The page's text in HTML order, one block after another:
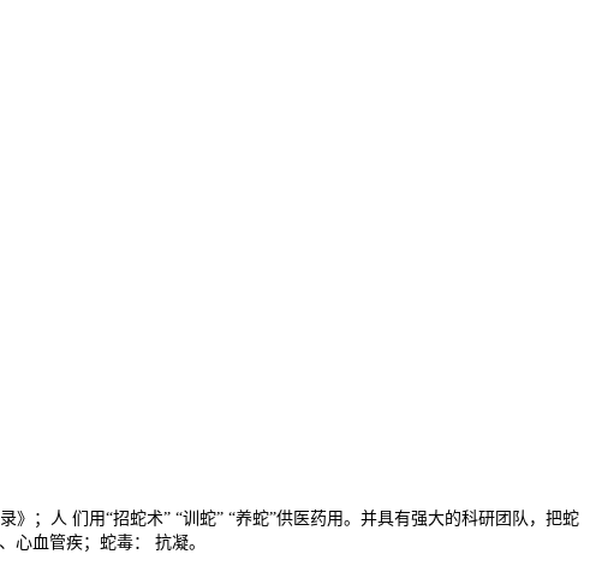
；人 们用“招蛇术” “训蛇” “养蛇”供医药用。并具有强大的科研团队，把蛇
血管疾；蛇毒： 抗凝。